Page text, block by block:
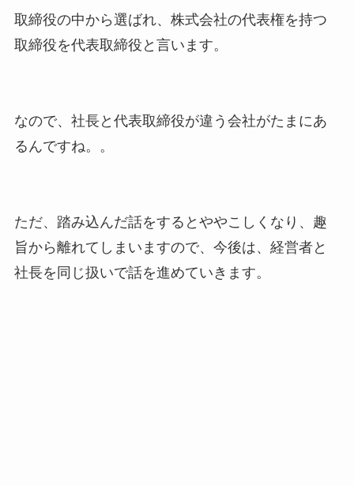
取締役の中から選ばれ、株式会社の代表権を持つ
取締役を代表取締役と言います。
なので、社長と代表取締役が違う会社がたまにあ
るんですね。。
ただ、踏み込んだ話をするとややこしくなり、趣
旨から離れてしまいますので、今後は、経営者と
社長を同じ扱いで話を進めていきます。